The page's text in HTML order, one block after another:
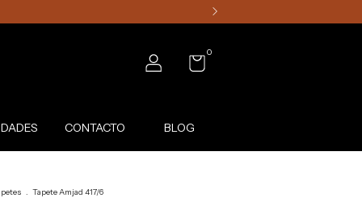
0
CONTACTO BLOG
. Tapete Amjad 417/6